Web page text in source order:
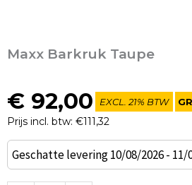
Maxx Barkruk Taupe
€ 92,00
Prijs incl. btw: €111,32
EXCL. 21% BTW
Geschatte levering 10/08/2026 - 11/
Maxx
Barkruk